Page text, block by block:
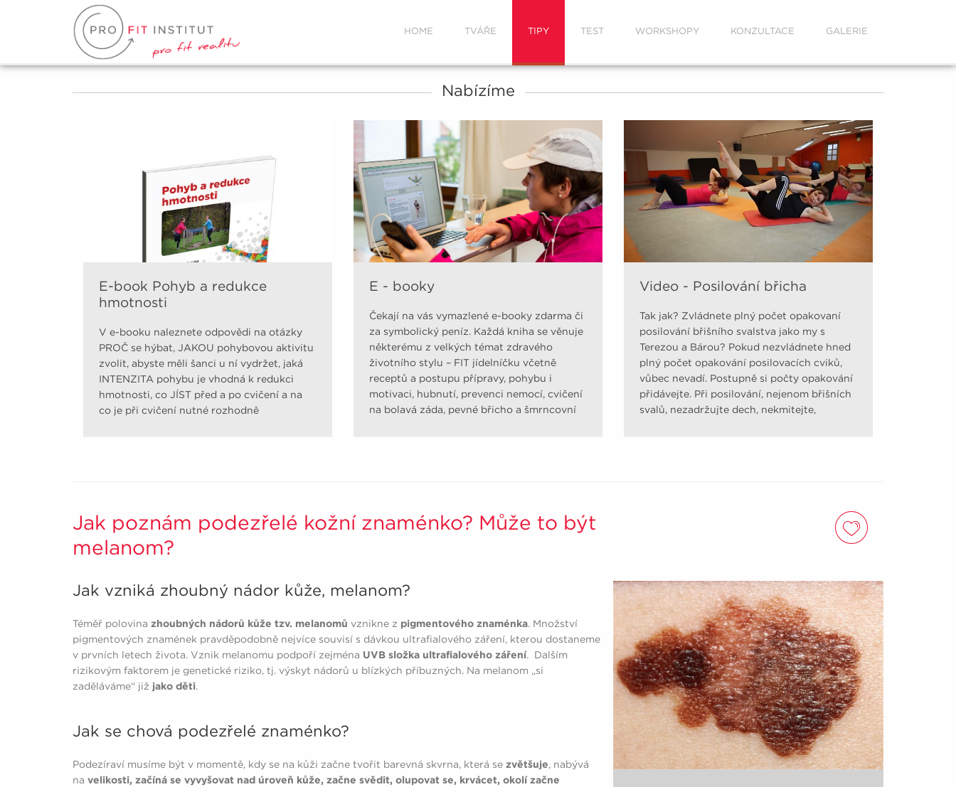
HOME TVÁŘE TIPY TEST WORKSHOPY KONZULTACE GALERIE
Nabízíme
E-book Pohyb a redukce
hmotnosti
V e-booku naleznete odpovědi na otázky
PROČ se hýbat, JAKOU pohybovou aktivitu
zvolit, abyste měli šanci u ní vydržet, jaká
INTENZITA pohybu je vhodná k redukci
hmotnosti, co JÍST před a po cvičení a na
co je při cvičení nutné rozhodně
E - booky
Čekají na vás vymazlené e-booky zdarma či
za symbolický peníz. Každá kniha se věnuje
některému z velkých témat zdravého
životního stylu – FIT jídelníčku včetně
receptů a postupu přípravy, pohybu i
motivaci, hubnutí, prevenci nemocí, cvičení
na bolavá záda, pevné břicho a šmrncovní
Video - Posilování břicha
Tak jak? Zvládnete plný počet opakovaní
posilování břišního svalstva jako my s
Terezou a Bárou? Pokud nezvládnete hned
plný počet opakování posilovacích cviků,
vůbec nevadí. Postupně si počty opakování
přidávejte. Při posilování, nejenom břišních
svalů, nezadržujte dech, nekmitejte,
Jak poznám podezřelé kožní znaménko? Může to být
melanom?
Jak vzniká zhoubný nádor kůže, melanom?
Téměř polovina zhoubných nádorů kůže tzv. melanomů vznikne z pigmentového znaménka. Množství
pigmentových znamének pravděpodobně nejvíce souvisí s dávkou ultrafialového záření, kterou dostaneme
v prvních letech života. Vznik melanomu podpoří zejména UVB složka ultrafialového záření. Dalším
rizikovým faktorem je genetické riziko, tj. výskyt nádorů u blízkých příbuzných. Na melanom „si
zaděláváme“ již jako děti.
Jak se chová podezřelé znaménko?
Podezíraví musíme být v momentě, kdy se na kůži začne tvořit barevná skvrna, která se zvětšuje, nabývá
na velikosti, začíná se vyvyšovat nad úroveň kůže, začne svědit, olupovat se, krvácet, okolí začne